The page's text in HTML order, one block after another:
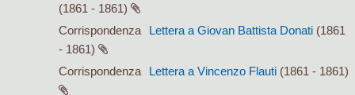
(1861 - 1861)
Corrispondenza
Lettera a Giovan Battista Donati (1861
- 1861)
Corrispondenza
Lettera a Vincenzo Flauti (1861 - 1861)